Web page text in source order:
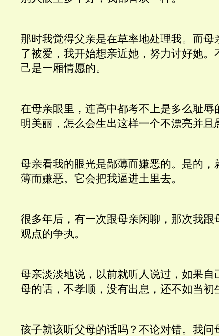
那时我觉得父亲是在草率地处理我。而母
了被爱，我开始想亲近她，努力讨好她。
己是一厢情愿的。
在母亲眼里，连高中都考不上是多么耻辱
明美丽，怎么会生出这样一个不漂亮并且
母亲看我的眼光是鄙薄而嫌恶的。是的，
薄而嫌恶。它会把我逼进土里去。
很多年后，有一次跟母亲闲聊，那次我跟
观点的争执。
母亲淡淡地说，以前就听人说过，如果自
母的话，不孝顺，没有出息，还不如当初
孩子就该听父母的话吗？不论对错。我问